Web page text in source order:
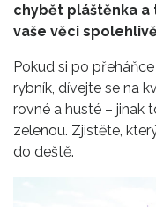
chybět pláštěnka a
vaše věci
Pokud si po
rybník, dívejte se na
rovné a husté – jinak
zelenou. Zjistěte,
do deště.